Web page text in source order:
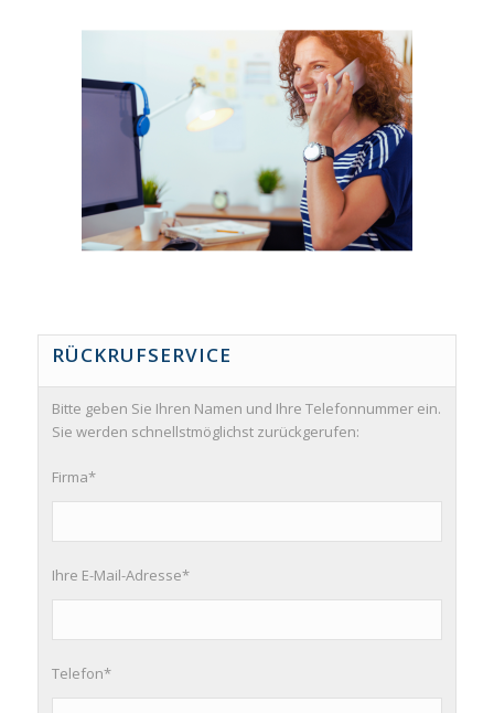
RÜCKRUFSERVICE
Bitte geben Sie Ihren Namen und Ihre Telefonnummer ein.
Sie werden schnellstmöglichst zurückgerufen:
Firma*
Ihre E-Mail-Adresse*
Telefon*